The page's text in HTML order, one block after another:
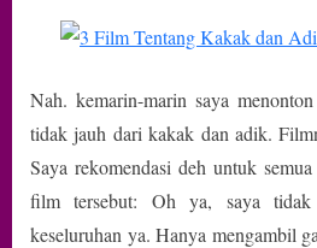
Nah. kemarin-marin saya
tidak jauh dari kakak dan adik.
Saya rekomendasi deh untuk
film tersebut: Oh ya, saya tidak
keseluruhan ya. Hanya mengambil